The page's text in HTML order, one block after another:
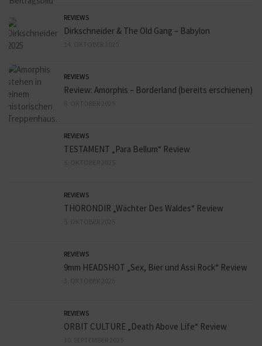
REVIEWS
Dirkschneider & The Old Gang – Babylon
REVIEWS
Review: Amorphis – Borderland (bereits erschienen)
REVIEWS
TESTAMENT „Para Bellum“ Review
REVIEWS
THORONDIR „Wächter Des Waldes“ Review
REVIEWS
9mm HEADSHOT „Sex, Bier und Assi Rock“ Review
REVIEWS
ORBIT CULTURE „Death Above Life“ Review